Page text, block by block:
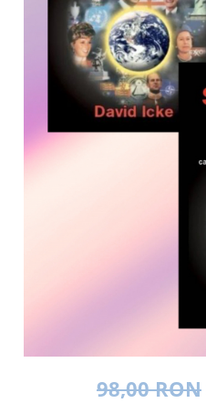
Psihologie
Dezvoltare personală
Astrologie
Mistere
Non-dualitate98,00 RON